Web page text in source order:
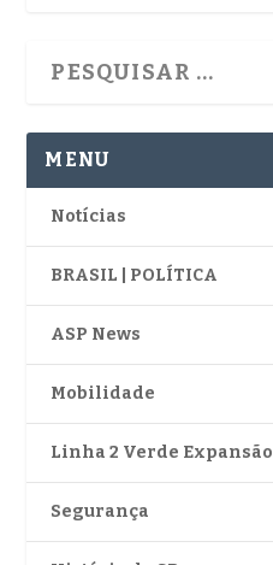
MENU
Notícias
BRASIL | POLÍTICA
ASP News
Mobilidade
Linha 2 Verde Expansão
Segurança